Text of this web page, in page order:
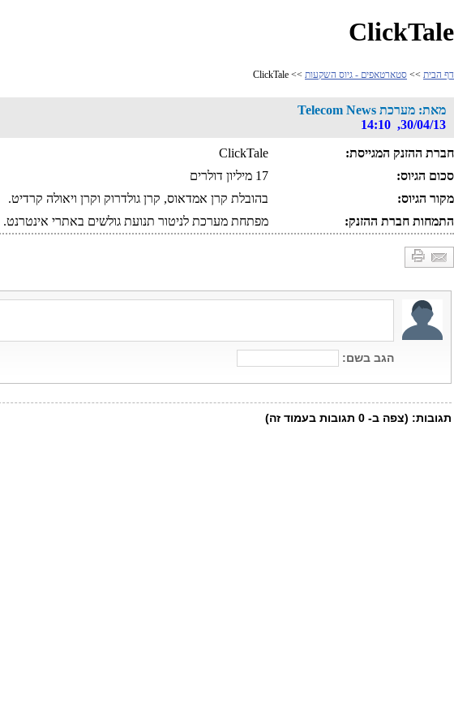
ClickTale
דף הבית >> סטארטאפים - גיוס השקעות >> ClickTale
מאת: מערכת Telecom News
30/04/13, 14:10
חברת ההזנק המגייסת:
ClickTale
סכום הגיוס:
17 מיליון דולרים
מקור הגיוס:
בהובלת קרן אמדאוס, קרן גולדרוק וקרן ויאולה קרדיט.
התמחות חברת ההזנק:
מפתחת מערכת לניטור תנועת גולשים באתרי אינטרנט.